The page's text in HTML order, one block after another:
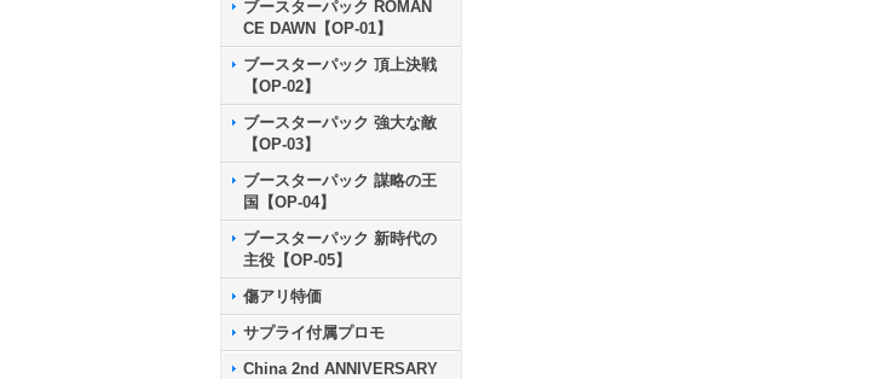
ブースターパック ROMAN
CE DAWN【OP-01】
ブースターパック 頂上決戦
【OP-02】
ブースターパック 強大な敵
【OP-03】
ブースターパック 謀略の王
国【OP-04】
ブースターパック 新時代の
主役【OP-05】
傷アリ特価
サプライ付属プロモ
China 2nd ANNIVERSARY